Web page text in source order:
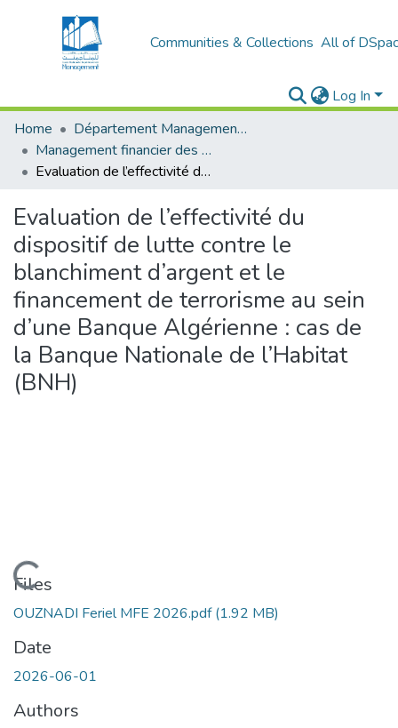
Communities & Collections All of
Log In
Home
Département Management stratégique et système
Management financier des entreprises (MFE)
Evaluation de l’effectivité du dispositif de lutte contre le blanchiment d’argent et le financement de terrorisme au sein d’une Banque Algérienne : cas de la Banque Nationale de l’Habitat (BNH)
Evaluation de l’effectivité du
dispositif de lutte contre le
blanchiment d’argent et le
financement de terrorisme au sein
d’une Banque Algérienne : cas de
la Banque Nationale de l’Habitat
(BNH)
Loading...
Files
OUZNADI Feriel MFE 2026.pdf(1.92 MB)
Date
2026-06-01
Authors